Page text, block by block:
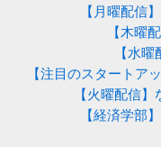
【月曜配信
【木曜
【水
【注目のスタートア
【火曜配信
【経済学部